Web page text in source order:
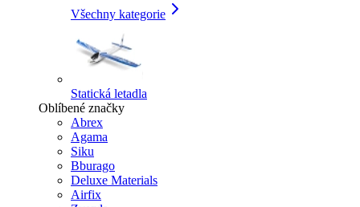
Všechny kategorie
Statická letadla
Oblíbené značky
Abrex
Agama
Siku
Bburago
Deluxe Materials
Airfix